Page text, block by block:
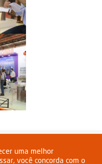
uma melhor
você concorda com o